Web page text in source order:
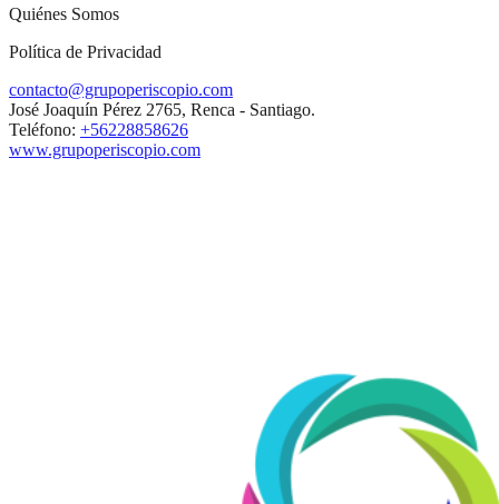
Quiénes Somos
Política de Privacidad
contacto@grupoperiscopio.com
José Joaquín Pérez 2765, Renca - Santiago.
Teléfono: +56228858626
www.grupoperiscopio.com